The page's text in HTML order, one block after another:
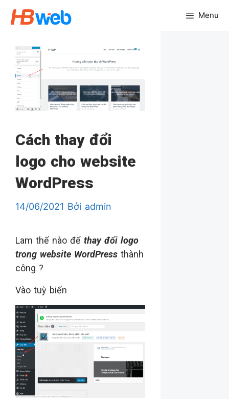
Chuyển
đến
dung
Menu
Cách thay đổi
logo cho website
WordPress
14/06/2021 Bởi admin
Lam thế nào để thay đổi logo
trong website WordPress thành
công ?
Vào tuỳ biến